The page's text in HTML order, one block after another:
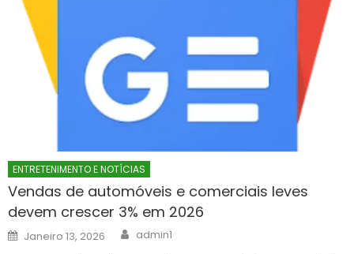
ENTRETENIMENTO E NOTÍCIAS
Vendas de automóveis e comerciais leves
devem crescer 3% em 2026
Posted
on
Janeiro 13, 2026 Author
admin1